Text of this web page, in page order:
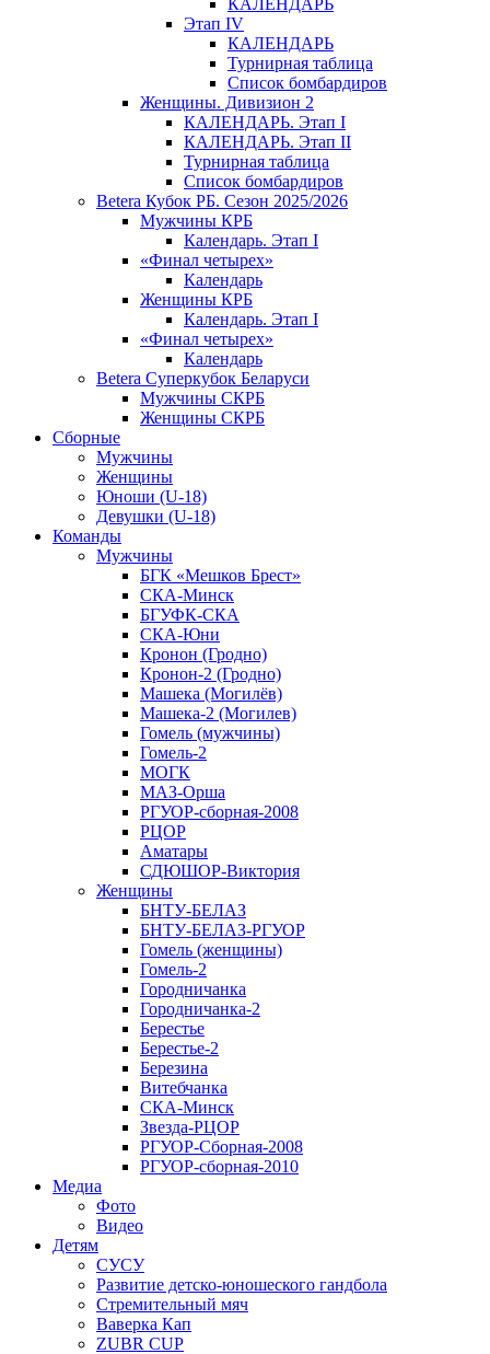
КАЛЕНДАРЬ
Этап IV
КАЛЕНДАРЬ
Турнирная таблица
Список бомбардиров
Женщины. Дивизион 2
КАЛЕНДАРЬ. Этап I
КАЛЕНДАРЬ. Этап II
Турнирная таблица
Список бомбардиров
Betera Кубок РБ. Сезон 2025/2026
Мужчины КРБ
Календарь. Этап I
«Финал четырех»
Календарь
Женщины КРБ
Календарь. Этап I
«Финал четырех»
Календарь
Betera Суперкубок Беларуси
Мужчины СКРБ
Женщины СКРБ
Сборные
Мужчины
Женщины
Юноши (U-18)
Девушки (U-18)
Команды
Мужчины
БГК «Мешков Брест»
СКА-Минск
БГУФК-СКА
СКА-Юни
Кронон (Гродно)
Кронон-2 (Гродно)
Машека (Могилёв)
Машека-2 (Могилев)
Гомель (мужчины)
Гомель-2
МОГК
МАЗ-Орша
РГУОР-сборная-2008
РЦОР
Аматары
СДЮШОР-Виктория
Женщины
БНТУ-БЕЛАЗ
БНТУ-БЕЛАЗ-РГУОР
Гомель (женщины)
Гомель-2
Городничанка
Городничанка-2
Берестье
Берестье-2
Березина
Витебчанка
СКА-Минск
Звезда-РЦОР
РГУОР-Сборная-2008
РГУОР-сборная-2010
Медиа
Фото
Видео
Детям
СУСУ
Развитие детско-юношеского гандбола
Стремительный мяч
Ваверка Кап
ZUBR CUP